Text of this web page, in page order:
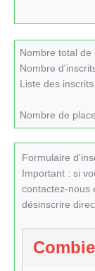
Nombre total de
Nombre
Liste des inscrits
Nombre de
Formulaire
Important : si
contactez-nous
désinscrire